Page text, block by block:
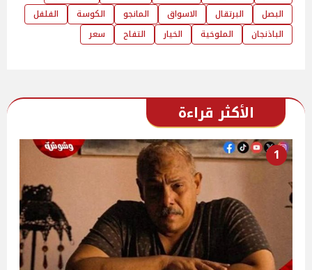
البصل
البرتقال الاسواق المانجو الكوسة
الفلفل
الباذنجان
الملوخية الخيار التفاح سعر
الأكثر قراءة
1